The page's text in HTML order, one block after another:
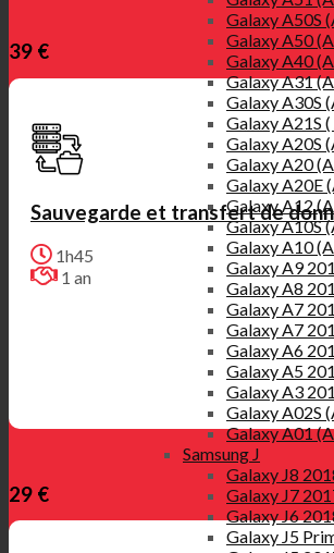
Galaxy A50S
Galaxy A50
Galaxy A40
Galaxy A31
Galaxy A30S
Galaxy A21S
Galaxy A20S
Galaxy A20
Galaxy A20E
Galaxy A12
Galaxy A10S
Galaxy A10
Galaxy A9
Galaxy A8
Galaxy A7
Galaxy A7
Galaxy A6
Galaxy A5
Galaxy A3
Galaxy A02S
Galaxy A01
Samsung J
Galaxy J8
Galaxy J7
Galaxy J6
Galaxy J5
39 €
Sauvegarde et transfert de
1h45
1 an
29 €